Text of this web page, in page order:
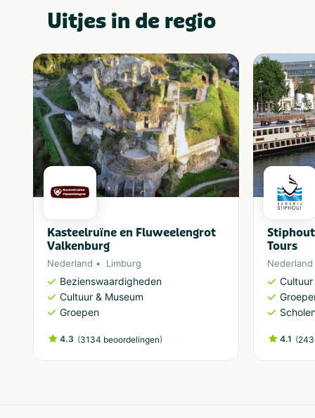
Uitjes in de regio
Kasteelruïne en Fluweelengrot
Valkenburg
Nederland Limburg
Bezienswaardigheden
Cultuur & Museum
Groepen
4.3 (3134 beoordelingen)
Tours
Nederland
Cultuur
4.1 (